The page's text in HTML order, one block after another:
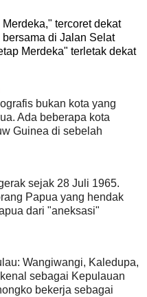
tercoret dekat
di Jalan Selat
Merdeka" terletak dekat
bukan kota yang
Ada beberapa kota
Guinea di sebelah
sejak 28 Juli 1965.
Papua yang hendak
dari "aneksasi"
Wangiwangi, Kaledupa,
sebagai Kepulauan
bekerja sebagai